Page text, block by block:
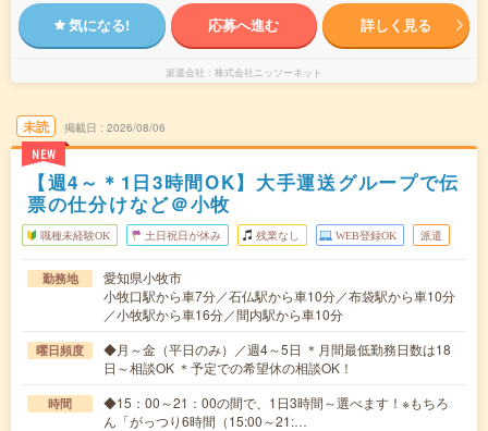
気になる! 応募へ進む 詳しく見る
派遣会社 株式会社ニッソーネット
未読
NEW
掲載日 2026/08/06
【週4～＊1日3時間OK】大手運送グループで伝
票の仕分けなど＠小牧
職種未経験OK 土日祝日が休み 残業なし WEB登録OK 派遣
勤務地
愛知県小牧市
小牧口駅から車7分／石仏駅から車10分／布袋駅から車10分
／小牧駅から車16分／間内駅から車10分
曜日頻度
◆月～金（平日のみ）／週4～5日 ＊月間最低勤務日数は18
日～相談OK ＊予定での希望休の相談OK！
時間
◆15：00～21：00の間で、1日3時間～選べます！※もちろ
ん「がっつり6時間（15:00～21:…